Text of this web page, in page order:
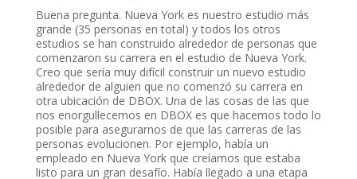
Buena pregunta. Nueva York es nuestro estudio más
grande (35 personas en total) y todos los otros
estudios se han construido alrededor de personas que
comenzaron su carrera en el estudio de Nueva York.
Creo que sería muy difícil construir un nuevo estudio
alrededor de alguien que no comenzó su carrera en
otra ubicación de DBOX. Una de las cosas de las que
nos enorgullecemos en DBOX es que hacemos todo lo
posible para asegurarnos de que las carreras de las
personas evolucionen. Por ejemplo, había un
empleado en Nueva York que creíamos que estaba
listo para un gran desafío. Había llegado a una etapa